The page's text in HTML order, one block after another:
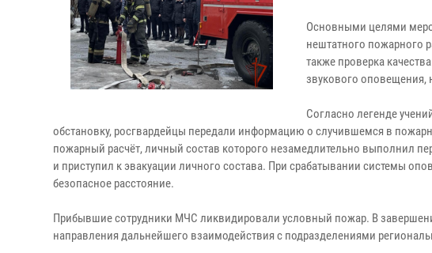
Основными целями
нештатного пожарного
также проверка
звукового оповещения,
Согласно легенде
обстановку, росгвардейцы передали информацию о случившемся в
пожарный расчёт, личный состав которого незамедлительно выполнил
и приступил к эвакуации личного состава. При срабатывании системы
безопасное расстояние.
Прибывшие сотрудники МЧС ликвидировали условный пожар. В
направления дальнейшего взаимодействия с подразделениями